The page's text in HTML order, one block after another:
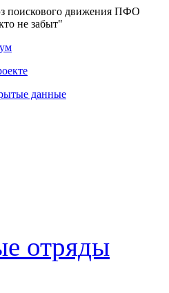
поискового движения ПФО
не забыт"
данные
отряды